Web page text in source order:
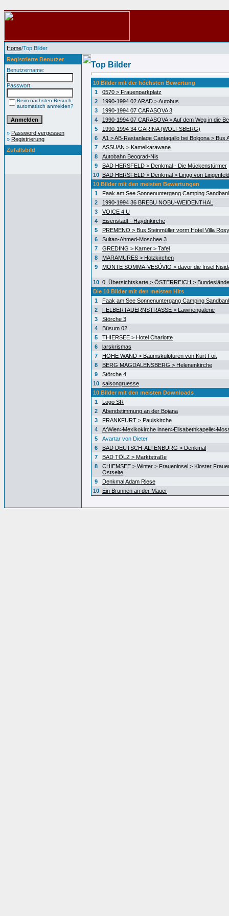
Home/Top Bilder
Registrierte Benutzer
Benutzername:
Passwort:
Beim nächsten Besuch
automatisch anmelden?
» Password vergessen
» Registrierung
Zufallsbild
Top Bilder
10 Bilder mit der höchsten Bewertung
1
0570 > Frauenparkplatz
2
1990-1994 02 ARAD > Autobus
3
1990-1994 07 CARASOVA 3
4
1990-1994 07 CARASOVA > Auf dem Weg in die
5
1990-1994 34 GARINA (WOLFSBERG)
6
A1 > AB-Rastanlage Cantagallo bei Bolgona > Bus
7
ASSUAN > Kamelkarawane
8
Autobahn Beograd-Nis
9
BAD HERSFELD > Denkmal - Die Mückenstürmer
10 BAD HERSFELD > Denkmal > Lingg von Lingenfeld
10 Bilder mit den meisten Bewertungen
1
Faak am See Sonnenuntergang Camping
2
1990-1994 36 BREBU NOBU-WEIDENTHAL
3
VOICE 4 U
4
Eisenstadt - Haydnkirche
5
PREMENO > Bus Steinmüller vorm Hotel Villa Rosy
6
Sultan-Ahmed-Moschee 3
7
GREDING > Karner > Tafel
8
MARAMURES > Holzkirchen
9
MONTE SOMMA-VESÚVIO > davor die Insel
10 0_Übersichtskarte > ÖSTERREICH >
Die 10 Bilder mit den meisten Hits
1
Faak am See Sonnenuntergang Camping
2
FELBERTAUERNSTRASSE > Lawinengalerie
3
Störche 3
4
Büsum 02
5
THIERSEE > Hotel Charlotte
6
larskrismas
7
HOHE WAND > Baumskulpturen von Kurt Foit
8
BERG MAGDALENSBERG > Helenenkirche
9
Störche 4
10 saisongruesse
10 Bilder mit den meisten Downloads
1
Logo SR
2
Abendstimmung an der Bojana
3
FRANKFURT > Paulskirche
4
A:Wien>Mexikokirche
5
Avartar von Dieter
6
BAD DEUTSCH-ALTENBURG > Denkmal
7
BAD TÖLZ > Marktstraße
8
CHIEMSEE > Winter > Fraueninsel > Kloster
Ostseite
9
Denkmal Adam Riese
10 Ein Brunnen an der Mauer